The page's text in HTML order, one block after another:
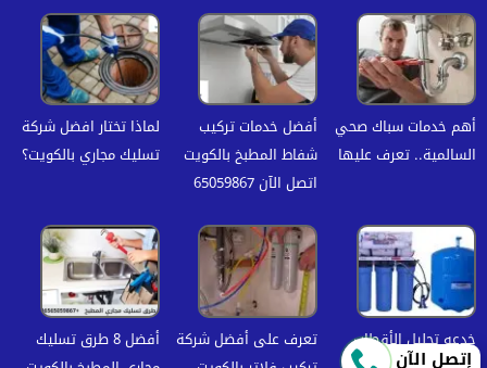
أهم خدمات سباك صحي
السالمية.. تعرف عليها
أفضل خدمات تركيب
شفاط المطبخ بالكويت
اتصل الآن 65059867
لماذا تختار افضل شركة
تسليك مجاري بالكويت؟
خدعه تحليل الأقطاب
تعرف على أفضل شركة
أفضل 8 طرق تسليك
إتصل الآن